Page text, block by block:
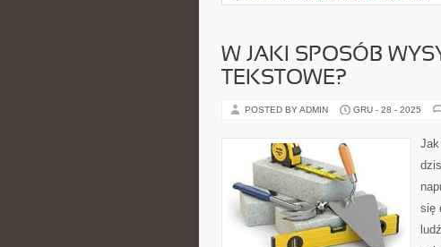
W JAKI SPOSÓB
TEKSTOWE?
POSTED BY ADMIN GRU - 28 - 2025
Jak
się